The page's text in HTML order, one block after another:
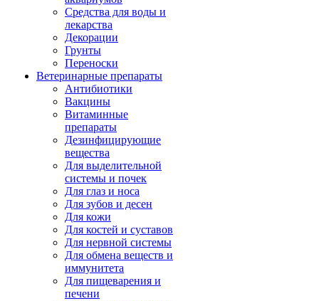
Средства для воды и
лекарства
Декорации
Грунты
Переноски
Ветеринарные препараты
Антибиотики
Вакцины
Витаминные
препараты
Дезинфицирующие
вещества
Для выделительной
системы и почек
Для глаз и носа
Для зубов и десен
Для кожи
Для костей и суставов
Для нервной системы
Для обмена веществ и
иммунитета
Для пищеварения и
печени